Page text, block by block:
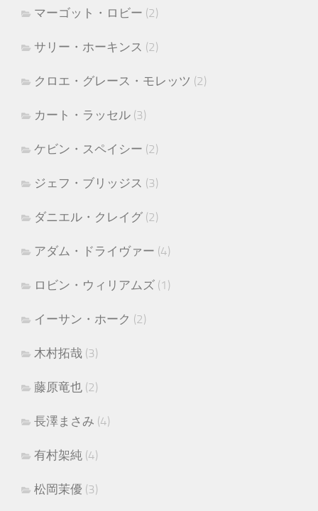
マーゴット・ロビー (2)
サリー・ホーキンス (2)
クロエ・グレース・モレッツ (2)
カート・ラッセル (3)
ケビン・スペイシー (2)
ジェフ・ブリッジス (3)
ダニエル・クレイグ (2)
アダム・ドライヴァー (4)
ロビン・ウィリアムズ (1)
イーサン・ホーク (2)
木村拓哉 (3)
藤原竜也 (2)
長澤まさみ (4)
有村架純 (4)
松岡茉優 (3)